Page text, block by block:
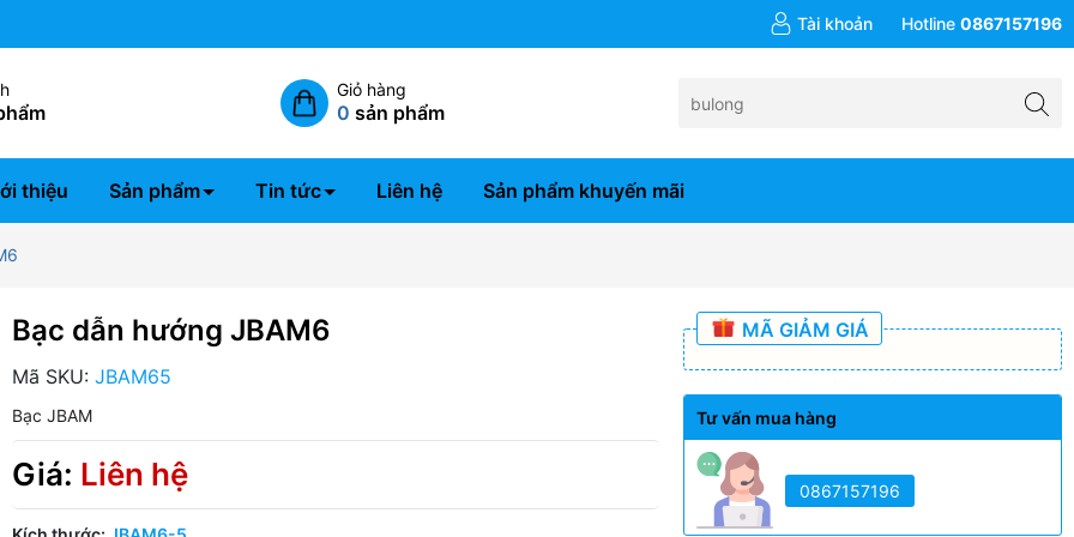
Tài khoản Hotline 0867157196
Giỏ hàng
0 sản phẩm
thiệu Sản phẩm Tin tức Liên hệ Sản phẩm khuyến mãi
Bạc dẫn hướng JBAM6
Mã SKU: JBAM65
Bạc JBAM
Giá: Liên hệ
MÃ GIẢM GIÁ
Tư vấn mua hàng
0867157196